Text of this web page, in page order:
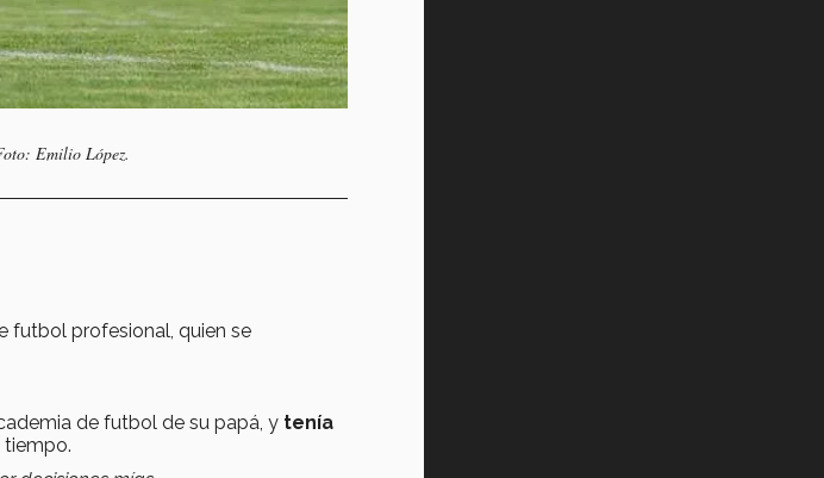
Emilio López.
futbol profesional, quien se
de futbol de su papá, y tenía
tiempo.